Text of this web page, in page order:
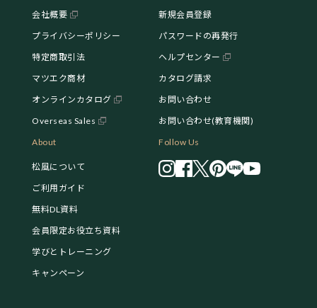
会社概要
プライバシーポリシー
特定商取引法
マツエク商材
オンラインカタログ
Overseas Sales
新規会員登録
パスワードの再発行
ヘルプセンター
カタログ請求
お問い合わせ
お問い合わせ(教育機関)
About
松風について
ご利用ガイド
無料DL資料
会員限定お役立ち資料
学びとトレーニング
キャンペーン
Follow Us